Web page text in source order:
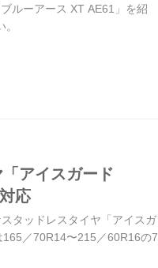
ルーアース XT AE61」を紹
アイスガード
応
タッドレスタイヤ「アイスガ
／70R14〜215／60R16の7